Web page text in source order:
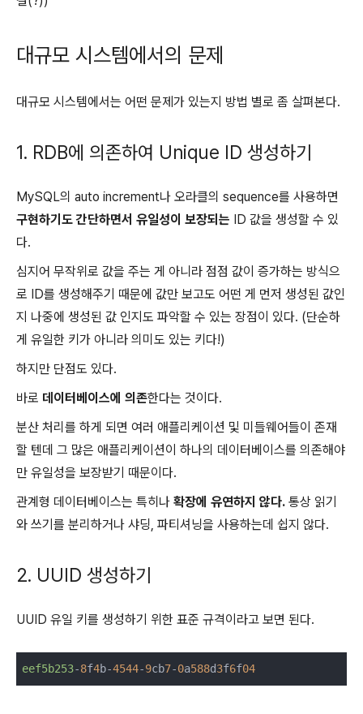
대규모 시스템에서의 문제
대규모 시스템에서는 어떤 문제가 있는지 방법 별로 좀 살펴본다.
1. RDB에 의존하여 Unique ID 생성하기
MySQL의 auto increment나 오라클의 sequence를 사용하면
구현하기도 간단하면서 유일성이 보장되는 ID 값을 생성할 수 있
다.
심지어 무작위로 값을 주는 게 아니라 점점 값이 증가하는 방식으
로 ID를 생성해주기 때문에 값만 보고도 어떤 게 먼저 생성된 값인
지 나중에 생성된 값 인지도 파악할 수 있는 장점이 있다. (단순하
게 유일한 키가 아니라 의미도 있는 키다!)
하지만 단점도 있다.
바로 데이터베이스에 의존한다는 것이다.
분산 처리를 하게 되면 여러 애플리케이션 및 미들웨어들이 존재
할 텐데 그 많은 애플리케이션이 하나의 데이터베이스를 의존해야
만 유일성을 보장받기 때문이다.
관계형 데이터베이스는 특히나 확장에 유연하지 않다. 통상 읽기
와 쓰기를 분리하거나 샤딩, 파티셔닝을 사용하는데 쉽지 않다.
2. UUID 생성하기
UUID 유일 키를 생성하기 위한 표준 규격이라고 보면 된다.
eef5b253-8f4b-4544-9cb7-0a588d3f6f04